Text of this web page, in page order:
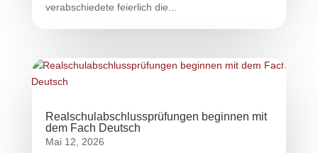
verabschiedete feierlich die...
Realschulabschlussprüfungen beginnen mit
dem Fach Deutsch
Mai 12, 2026